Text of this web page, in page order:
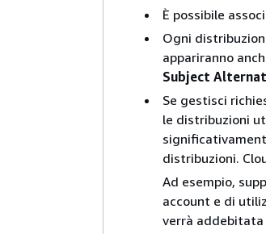
È possibile
Ogni
appariranno
Subject
Se gestisci
le distribuzioni
distribuzioni.
Ad esempio,
account e di
verrà